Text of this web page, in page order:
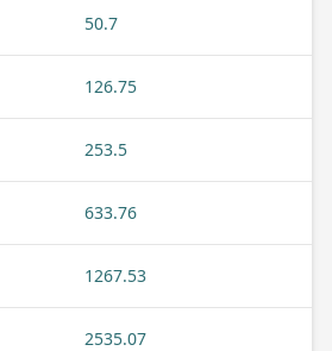
50.7
126.75
253.5
633.76
1267.53
2535.07